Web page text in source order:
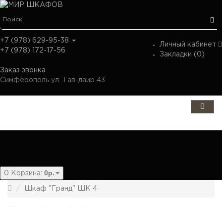
Личный кабинет
Закладки (0)
+7 (978) 629-95-38
+7 (978) 172-17-56
Заказ звонка
Симферополь ул. Тав-даир 43
0 Корзина: 0р.
Шкаф "Гранд" ШК 4